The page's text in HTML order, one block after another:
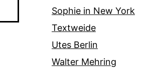
Sophie in New York
Textweide
Utes Berlin
Walter Mehring